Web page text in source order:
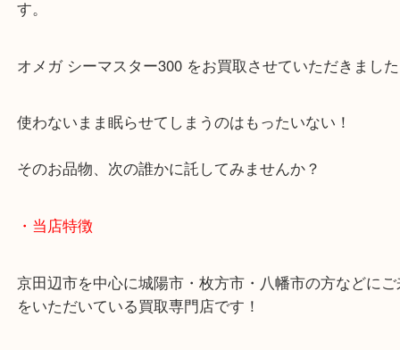
シーマスター
オメガ 京田辺市